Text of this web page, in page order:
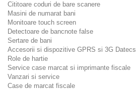
Cititoare coduri de bare scanere
Masini de numarat bani
Monitoare touch screen
Detectoare de bancnote false
Sertare de bani
Accesorii si dispozitive GPRS si 3G Datecs
Role de hartie
Service case marcat si imprimante fiscale
Vanzari si service
Case de marcat fiscale